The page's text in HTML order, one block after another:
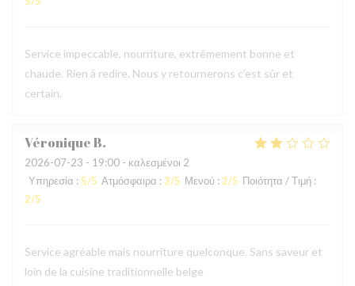
Service impeccable, nourriture, extrêmement bonne et
chaude. Rien à redire. Nous y retournerons c’est sûr et
certain.
VéroniqueB
2026-07-23 - 19:00 - καλεσμένοι 2
Υπηρεσία : 5/5 Ατμόσφαιρα : 3/5 Μενού : 2/5 Ποιότητα / Τιμή :
2/5
Service agréable mais nourriture quelconque. Sans saveur et
loin de la cuisine traditionnelle belge